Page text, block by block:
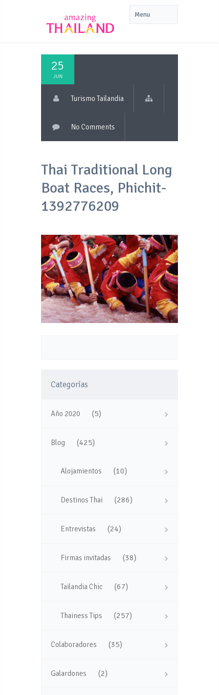
25
JUN
Turismo Tailandia
No Comments
Thai Traditional Long
Boat Races, Phichit-
1392776209
Categorías
Año 2020 (5)
Blog (425)
Alojamientos (10)
Destinos Thai (286)
Entrevistas (24)
Firmas invitadas (38)
Tailandia Chic (67)
Thainess Tips (257)
Colaboradores (35)
Galardones (2)